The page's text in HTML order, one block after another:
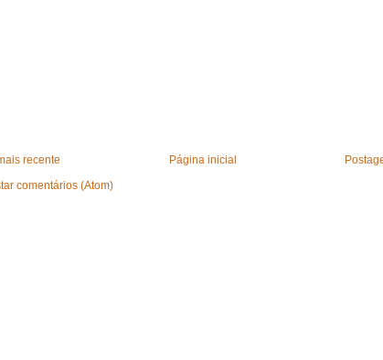
recente
Página inicial
comentários (Atom)